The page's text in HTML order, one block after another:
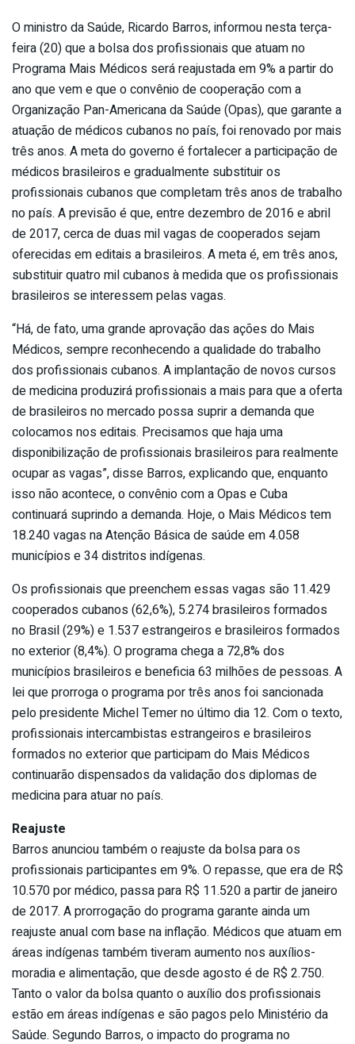
O ministro da Saúde, Ricardo Barros, informou nesta terça-
feira (20) que a bolsa dos profissionais que atuam no
Programa Mais Médicos será reajustada em 9% a partir do
ano que vem e que o convênio de cooperação com a
Organização Pan-Americana da Saúde (Opas), que garante a
atuação de médicos cubanos no país, foi renovado por mais
três anos. A meta do governo é fortalecer a participação de
médicos brasileiros e gradualmente substituir os
profissionais cubanos que completam três anos de trabalho
no país. A previsão é que, entre dezembro de 2016 e abril
de 2017, cerca de duas mil vagas de cooperados sejam
oferecidas em editais a brasileiros. A meta é, em três anos,
substituir quatro mil cubanos à medida que os profissionais
brasileiros se interessem pelas vagas.
“Há, de fato, uma grande aprovação das ações do Mais
Médicos, sempre reconhecendo a qualidade do trabalho
dos profissionais cubanos. A implantação de novos cursos
de medicina produzirá profissionais a mais para que a oferta
de brasileiros no mercado possa suprir a demanda que
colocamos nos editais. Precisamos que haja uma
disponibilização de profissionais brasileiros para realmente
ocupar as vagas”, disse Barros, explicando que, enquanto
isso não acontece, o convênio com a Opas e Cuba
continuará suprindo a demanda. Hoje, o Mais Médicos tem
18.240 vagas na Atenção Básica de saúde em 4.058
municípios e 34 distritos indígenas.
Os profissionais que preenchem essas vagas são 11.429
cooperados cubanos (62,6%), 5.274 brasileiros formados
no Brasil (29%) e 1.537 estrangeiros e brasileiros formados
no exterior (8,4%). O programa chega a 72,8% dos
municípios brasileiros e beneficia 63 milhões de pessoas. A
lei que prorroga o programa por três anos foi sancionada
pelo presidente Michel Temer no último dia 12. Com o texto,
profissionais intercambistas estrangeiros e brasileiros
formados no exterior que participam do Mais Médicos
continuarão dispensados da validação dos diplomas de
medicina para atuar no país.
Reajuste
Barros anunciou também o reajuste da bolsa para os
profissionais participantes em 9%. O repasse, que era de R$
10.570 por médico, passa para R$ 11.520 a partir de janeiro
de 2017. A prorrogação do programa garante ainda um
reajuste anual com base na inflação. Médicos que atuam em
áreas indígenas também tiveram aumento nos auxílios-
moradia e alimentação, que desde agosto é de R$ 2.750.
Tanto o valor da bolsa quanto o auxílio dos profissionais
estão em áreas indígenas e são pagos pelo Ministério da
Saúde. Segundo Barros, o impacto do programa no